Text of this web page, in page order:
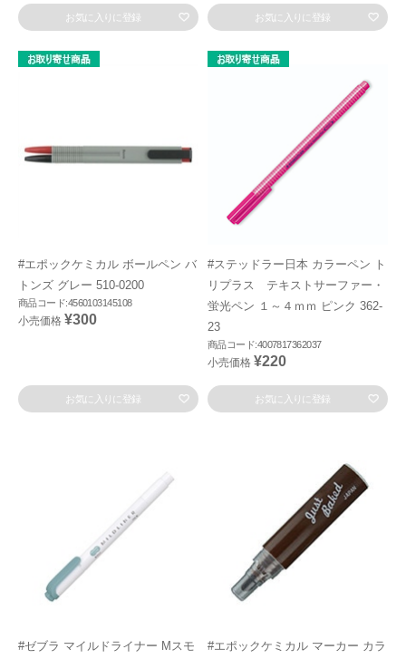
お気に入りに登録 お気に入りに登録
#エポックケミカル ボールペン バ
トンズ グレー 510-0200
商品コード:4560103145108
小売価格 ¥300
お気に入りに登録
#ステッドラー日本 カラーペン ト
リプラス テキストサーファー・
蛍光ペン １～４ｍｍ ピンク 362-
23
商品コード:4007817362037
小売価格 ¥220
お気に入りに登録
#ゼブラ マイルドライナー Mスモ
#エポックケミカル マーカー カラ